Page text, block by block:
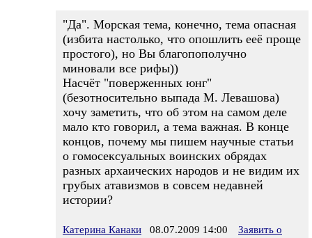
"Да". Морская тема, конечно, тема опасная
(избита настолько, что опошлить ееё проще
простого), но Вы благопополучно
миновали все рифы))
Насчёт "поверженных юнг"
(безотносительно выпада М. Левашова)
хочу заметить, что об этом на самом деле
мало кто говорил, а тема важная. В конце
концов, почему мы пишем научные статьи
о гомосексуальных воинских обрядах
разных архаических народов и не видим их
грубых атавизмов в совсем недавней
истории?
Катерина Канаки 08.07.2009 14:00
Заявить о